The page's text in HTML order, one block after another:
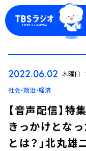
2022.06.02 木曜日
社会・政治・経済
【音声配信】特
きっかけとな
とは？」北丸